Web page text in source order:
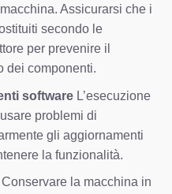
Assicurarsi che i
secondo le
per prevenire il
dei componenti.
softwareL’esecuzione
problemi di
gli aggiornamenti
la funzionalità.
la macchina in